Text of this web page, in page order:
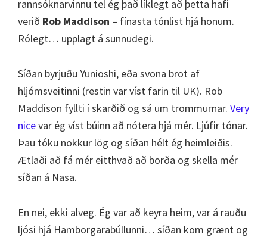
rannsóknarvinnu tel ég það líklegt að þetta hafi
verið Rob Maddison – fínasta tónlist hjá honum.
Rólegt… upplagt á sunnudegi.
Síðan byrjuðu Yunioshi, eða svona brot af
hljómsveitinni (restin var víst farin til UK). Rob
Maddison fyllti í skarðið og sá um trommurnar. Very
nicevar ég víst búinn að nótera hjá mér. Ljúfir tónar.
Þau tóku nokkur lög og síðan hélt ég heimleiðis.
Ætlaði að fá mér eitthvað að borða og skella mér
síðan á Nasa.
En nei, ekki alveg. Ég var að keyra heim, var á rauðu
ljósi hjá Hamborgarabúllunni… síðan kom grænt og